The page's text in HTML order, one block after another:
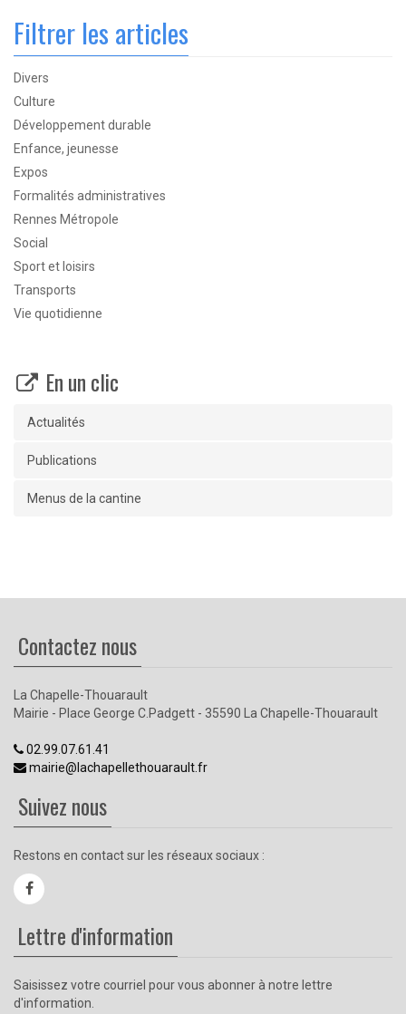
Filtrer les articles
Divers
Culture
Développement durable
Enfance, jeunesse
Expos
Formalités administratives
Rennes Métropole
Social
Sport et loisirs
Transports
Vie quotidienne
En un clic
Actualités
Publications
Menus de la cantine
Contactez nous
La Chapelle-Thouarault
Mairie - Place George C.Padgett - 35590 La Chapelle-Thouarault
02.99.07.61.41
mairie@lachapellethouarault.fr
Suivez nous
Restons en contact sur les réseaux sociaux :
Lettre d'information
Saisissez votre courriel pour vous abonner à notre lettre
d'information.